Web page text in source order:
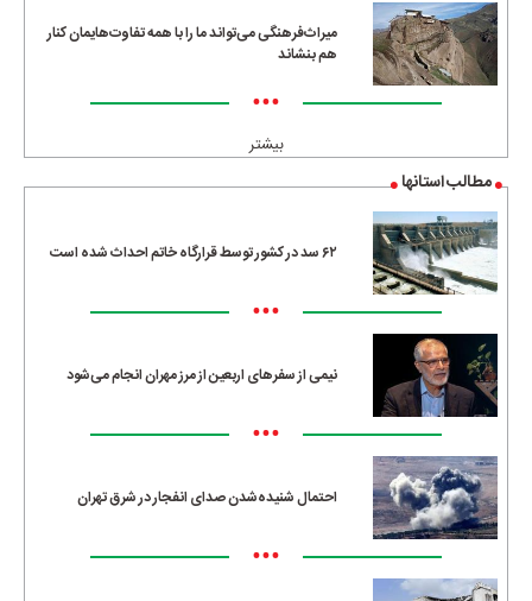
میراث‌فرهنگی می‌تواند ما را با همه تفاوت‌هایمان کنار
هم بنشاند
•••
بیشتر
مطالب استانها
۶۲ سد در کشور توسط قرارگاه خاتم احداث شده است
•••
نیمی از سفرهای اربعین از مرز مهران انجام می‌شود
•••
احتمال شنیده‌شدن صدای انفجار در شرق تهران
•••